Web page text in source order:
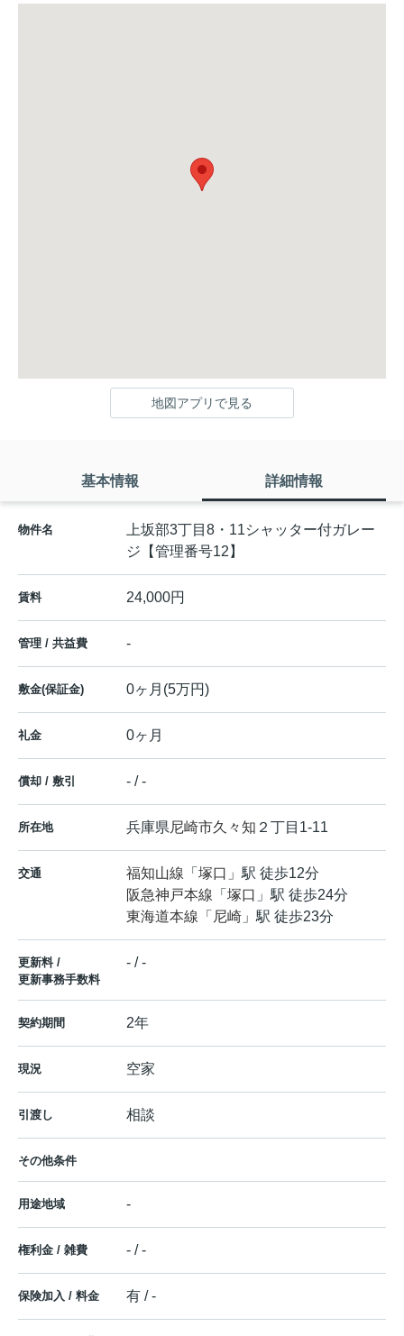
地図アプリで見る
基本情報 詳細情報
物件名
上坂部3丁目8・11シャッター付ガレー
ジ【管理番号12】
賃料 24,000円
管理 / 共益費 -
敷金(保証金) 0ヶ月(5万円)
礼金 0ヶ月
償却 / 敷引 - / -
所在地 兵庫県尼崎市久々知 ２丁目1-11
交通 福知山線 「 塚口 」駅 徒歩12分
阪急神戸本線 「 塚口 」駅 徒歩24分
東海道本線 「 尼崎 」駅 徒歩23分
更新料 /
更新事務手数料
- / -
契約期間 2年
現況 空家
引渡し 相談
その他条件
用途地域 -
権利金 / 雑費 - / -
保険加入 / 料金 有 / -